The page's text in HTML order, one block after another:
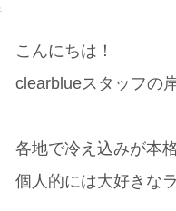
こんにちは！
clearblueスタッフの
各地で冷え込みが本
個人的には大好きな